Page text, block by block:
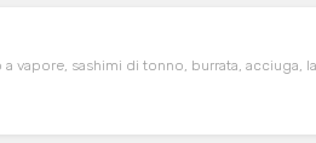
vapore, sashimi di tonno, burrata, acciuga,